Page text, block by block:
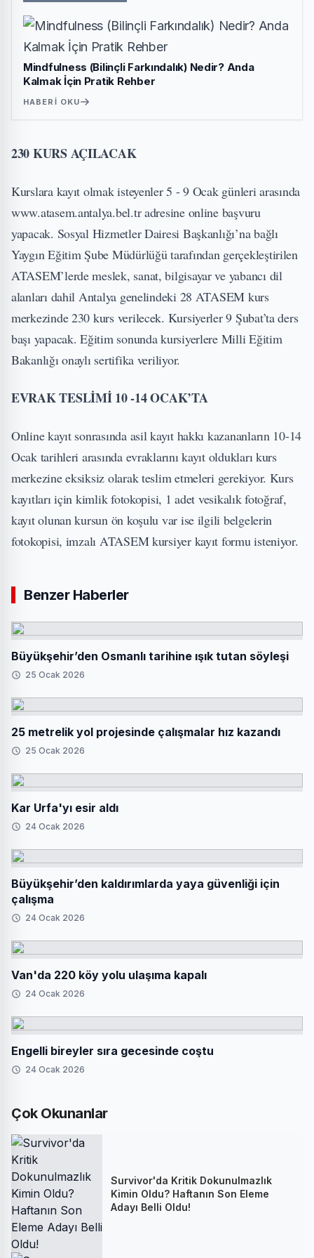
Mindfulness (Bilinçli Farkındalık) Nedir? Anda
Kalmak İçin Pratik Rehber
HABERI OKU
230 KURS AÇILACAK
Kurslara kayıt olmak isteyenler 5 - 9 Ocak günleri arasında
www.atasem.antalya.bel.tr adresine online başvuru
yapacak. Sosyal Hizmetler Dairesi Başkanlığı’na bağlı
Yaygın Eğitim Şube Müdürlüğü tarafından gerçekleştirilen
ATASEM’lerde meslek, sanat, bilgisayar ve yabancı dil
alanları dahil Antalya genelindeki 28 ATASEM kurs
merkezinde 230 kurs verilecek. Kursiyerler 9 Şubat’ta ders
başı yapacak. Eğitim sonunda kursiyerlere Milli Eğitim
Bakanlığı onaylı sertifika veriliyor.
EVRAK TESLİMİ 10 -14 OCAK’TA
Online kayıt sonrasında asil kayıt hakkı kazananların 10-14
Ocak tarihleri arasında evraklarını kayıt oldukları kurs
merkezine eksiksiz olarak teslim etmeleri gerekiyor. Kurs
kayıtları için kimlik fotokopisi, 1 adet vesikalık fotoğraf,
kayıt olunan kursun ön koşulu var ise ilgili belgelerin
fotokopisi, imzalı ATASEM kursiyer kayıt formu isteniyor.
Benzer Haberler
Büyükşehir’den Osmanlı tarihine ışık tutan söyleşi
25 Ocak 2026
25 metrelik yol projesinde çalışmalar hız kazandı
25 Ocak 2026
Kar Urfa'yı esir aldı
24 Ocak 2026
Büyükşehir’den kaldırımlarda yaya güvenliği için
çalışma
24 Ocak 2026
Van'da 220 köy yolu ulaşıma kapalı
24 Ocak 2026
Engelli bireyler sıra gecesinde coştu
24 Ocak 2026
Çok Okunanlar
Survivor'da Kritik Dokunulmazlık
Kimin Oldu? Haftanın Son Eleme
Adayı Belli Oldu!